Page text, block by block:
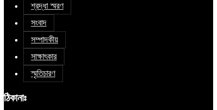
শ্রদ্ধা স্মরণ
সংবাদ
সম্পাদকীয়
সাক্ষাৎকার
স্মৃতিচারণ
ঠিকানাঃ